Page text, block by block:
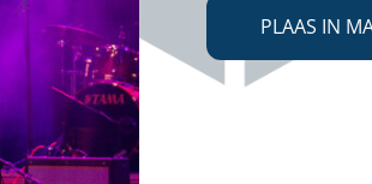
PLAAS IN